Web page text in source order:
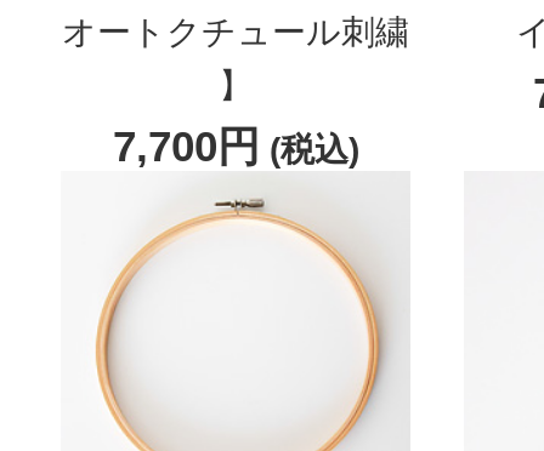
オートクチュール刺繍
】
7,700円 (税込)